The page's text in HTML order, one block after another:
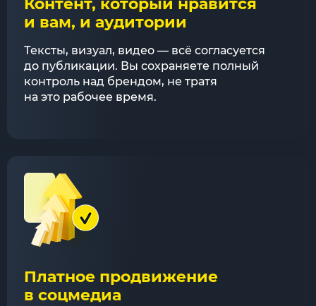
Контент, который нравится
и вам, и аудитории
Тексты, визуал, видео — всё согласуется
до публикации. Вы сохраняете полный
контроль над брендом, не тратя
на это рабочее время.
Платное продвижение
в соцмедиа